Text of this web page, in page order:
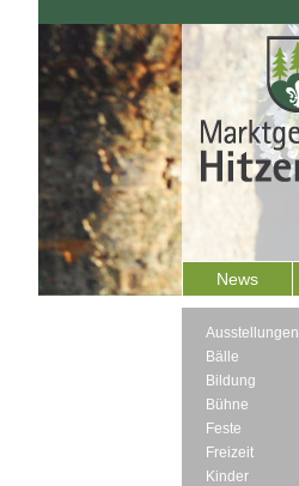
News
Ausstellungen
Bälle
Bildung
Bühne
Feste
Freizeit
Kinder